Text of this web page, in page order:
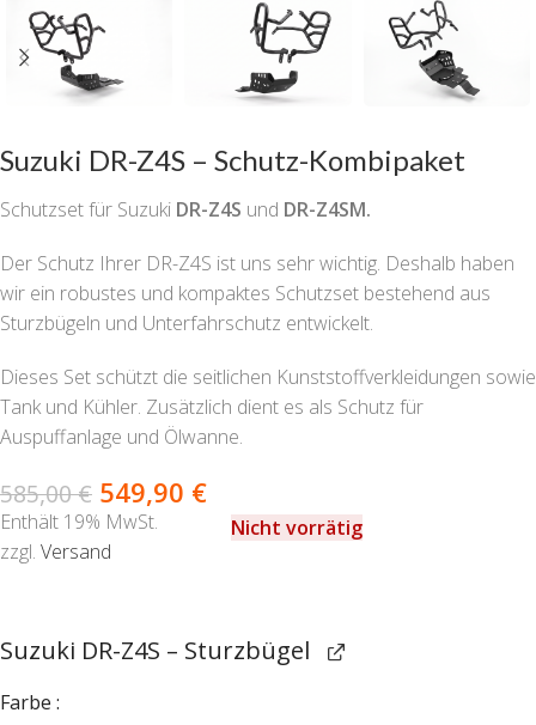
Suzuki DR-Z4S – Schutz-Kombipaket
Schutzset für Suzuki DR-Z4S und DR-Z4SM.
Der Schutz Ihrer DR-Z4S ist uns sehr wichtig. Deshalb haben
wir ein robustes und kompaktes Schutzset bestehend aus
Sturzbügeln und Unterfahrschutz entwickelt.
Dieses Set schützt die seitlichen Kunststoffverkleidungen sowie
Tank und Kühler. Zusätzlich dient es als Schutz für
Auspuffanlage und Ölwanne.
585,00€ 549,90 €
Enthält 19% MwSt.
zzgl. Versand
Nicht vorrätig
Suzuki DR-Z4S – Sturzbügel
Farbe